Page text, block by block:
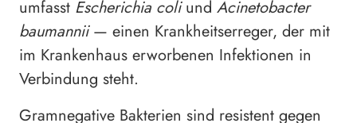
umfasst Escherichia coliund Acinetobacter
baumannii— einen Krankheitserreger, der mit
im Krankenhaus erworbenen Infektionen in
Verbindung steht.
Gramnegative Bakterien sind resistent gegen